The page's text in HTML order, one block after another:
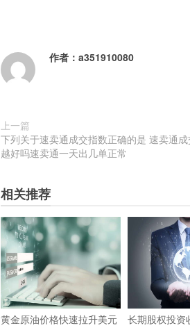
作者： a351910080
上一篇
下列关于速卖通成交指数正确的是 速卖通
越好吗速卖通一天出几单正常
相关推荐
黄金原油价格快速拉升美元
长期股权投资